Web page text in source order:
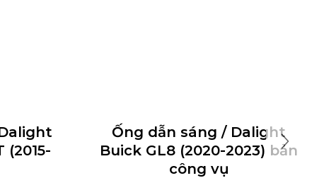
(2015-
Ống dẫn sáng / Dalight
Buick GL8 (2020-2023) bản
công vụ